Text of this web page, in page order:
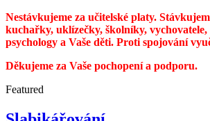
Nestávkujeme za učitelské platy.
kuchařky, uklízečky, školníky, vychovatele,
psychology a Vaše děti. Proti spojování
Děkujeme za Vaše pochopení a podporu.
Featured